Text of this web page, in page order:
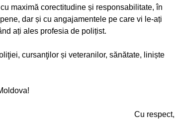
maximă corectitudine și responsabilitate, în
dar și cu angajamentele pe care vi le-ați
ați ales profesia de polițist.
cursanţilor și veteranilor, sănătate, liniște
Cu respect,